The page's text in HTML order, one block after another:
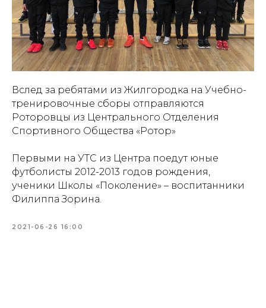
Вслед за ребятами из Жилгородка на Учебно-
тренировочные сборы отправляются
Роторовцы из Центрального Отделения
Спортивного Общества «Ротор»
Первыми на УТС из Центра поедут юные
футболисты 2012-2013 годов рождения,
ученики Школы «Поколение» – воспитанники
Филиппа Зорина.
2021-06-26 16:00